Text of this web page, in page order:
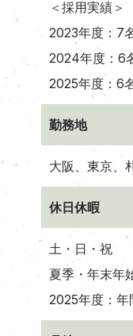
＜採用実績＞
2023年度：7
2024年度：6
2025年度：6
勤務地
大阪、東京、
休日休暇
土・日・祝
夏季・年末年
2025年度：年